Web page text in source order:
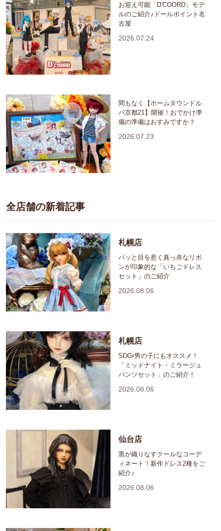
お迎え可能「D'COORD」モデ
ルのご紹介♪ドールポイント名
古屋
2026.07.24
間もなく【ホームタウンドル
パ京都21】開催！おでかけ準
備の準備はおすみですか？
2026.07.23
全店舗の新着記事
札幌店
パッと目を惹く真っ赤なリボ
ンが印象的な「いちごドレス
セット」のご紹介
2026.08.06
札幌店
SDGr男の子にもオススメ！
「ミッドナイト・ミラージュ
パンツセット」のご紹介！
2026.08.06
仙台店
黒が織りなすクールなコーデ
ィネート！新作ドレス2種をご
紹介♪
2026.08.06